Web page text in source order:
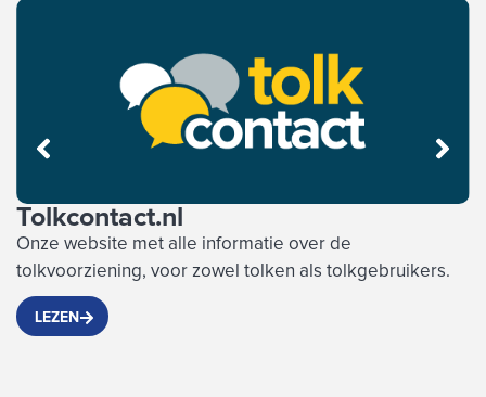
Tolkcontact.nl
Onze website met alle informatie over de
tolkvoorziening, voor zowel tolken als tolkgebruikers.
LEZEN